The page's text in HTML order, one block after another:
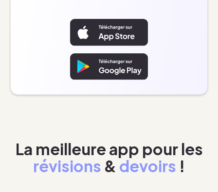
La meilleure app pour les
révisions & devoirs !